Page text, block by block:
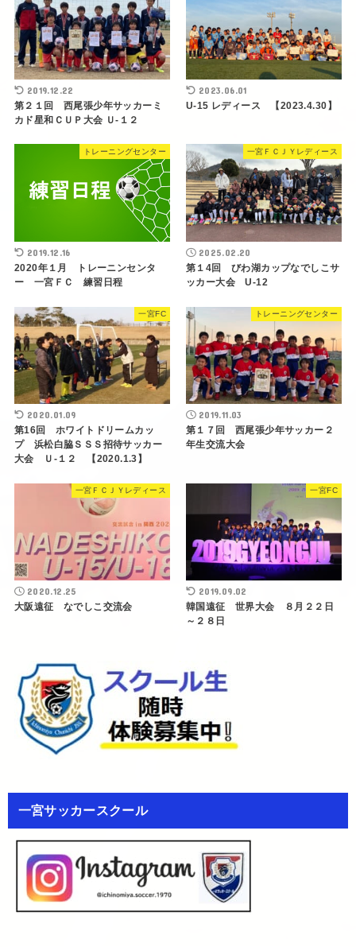
2019.12.22
第２１回 西尾張少年サッカーミ
カド星和ＣＵＰ大会 Ｕ-１２
2023.06.01
U-15 レディース 【2023.4.30】
トレーニングセンター
2019.12.16
2020年１月 トレーニンセンタ
ー 一宮ＦＣ 練習日程
一宮ＦＣＪＹレディース
2025.02.20
第１4回 びわ湖カップなでしこサ
ッカー大会 U-12
一宮FC
2020.01.09
第16回 ホワイトドリームカッ
プ 浜松白脇ＳＳＳ招待サッカー
大会 Ｕ-１２ 【2020.1.3】
トレーニングセンター
2019.11.03
第１７回 西尾張少年サッカー２
年生交流大会
一宮ＦＣＪＹレディース
2020.12.25
大阪遠征 なでしこ交流会
一宮FC
2019.09.02
韓国遠征 世界大会 ８月２２日
～２８日
一宮サッカースクール